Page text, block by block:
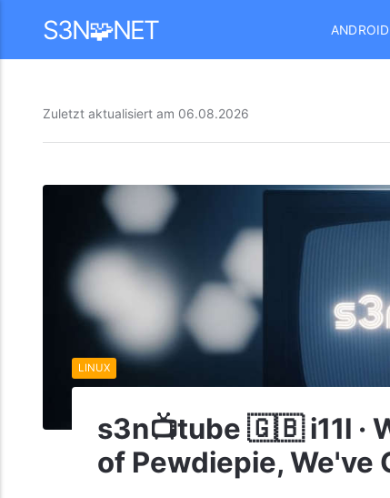
S3N🧩NET ANDROID
Zuletzt aktualisiert am 06.08.2026
s3n📺tube 🇬🇧 i11l ·
of Pewdiepie, We've
LINUX